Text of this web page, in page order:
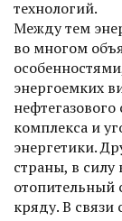
технологий.
Между тем
во многом
энергоемких
комплекса и
энергетики.
страны, в силу
отопительный
кряду. В связи